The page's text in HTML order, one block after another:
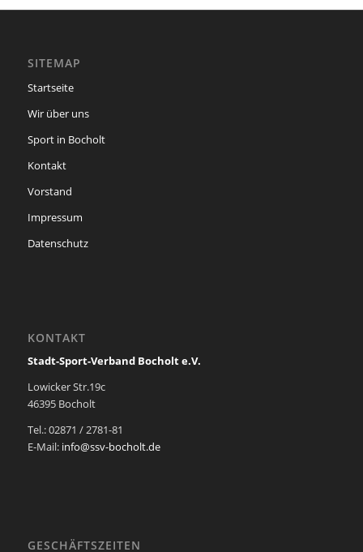
SITEMAP
Startseite
Wir über uns
Sport in Bocholt
Kontakt
Vorstand
Impressum
Datenschutz
KONTAKT
Stadt-Sport-Verband Bocholt e.V.
Lowicker Str.19c
46395 Bocholt
Tel.: 02871 / 2781-81
E-Mail: info@ssv-bocholt.de
GESCHÄFTSZEITEN